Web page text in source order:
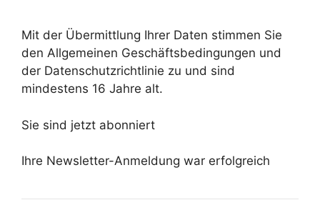
Mit der Übermittlung Ihrer Daten stimmen Sie
den Allgemeinen Geschäftsbedingungen und
der Datenschutzrichtlinie zu und sind
mindestens 16 Jahre alt.
Sie sind jetzt abonniert
Ihre Newsletter-Anmeldung war erfolgreich